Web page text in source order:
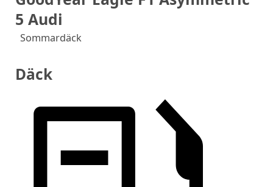
5 Audi
Sommardäck
Däck